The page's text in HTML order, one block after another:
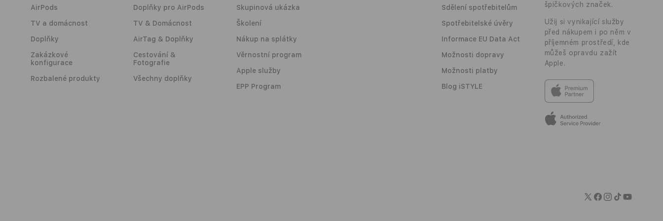
AirPods
TV a domácnost
Doplňky
Zakázkové
konfigurace
Rozbalené produkty
Doplňky pro AirPods
TV & Domácnost
AirTag & Doplňky
Cestování &
Fotografie
Všechny doplňky
Skupinová ukázka
Školení
Nákup na splátky
Věrnostní program
Apple služby
EPP Program
Sdělení spotřebitelům
Spotřebitelské úvěry
Informace EU Data Act
Možnosti dopravy
Možnosti platby
Blog iSTYLE
špičkových značek.
Užij si vynikající služby
před nákupem i po něm v
příjemném prostředí, kde
můžeš opravdu zažít
Apple.
Twitter
Facebook
Instagram
TikTokYouTube